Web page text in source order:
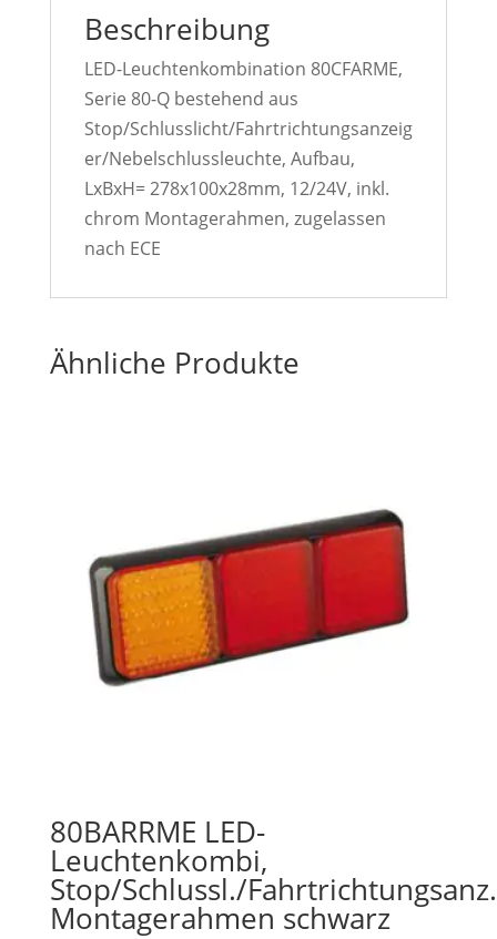
Beschreibung
LED-Leuchtenkombination 80CFARME,
Serie 80-Q bestehend aus
Stop/Schlusslicht/Fahrtrichtungsanzeig
er/Nebelschlussleuchte, Aufbau,
LxBxH= 278x100x28mm, 12/24V, inkl.
chrom Montagerahmen, zugelassen
nach ECE
Ähnliche Produkte
80BARRME LED-
Leuchtenkombi,
Stop/Schlussl./
Montagerahmen schwarz